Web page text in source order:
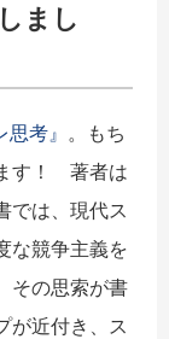
まし
思考』 。もち
す！ 著者は
では、現代ス
な競争主義を
その思索が書
が近付き、ス